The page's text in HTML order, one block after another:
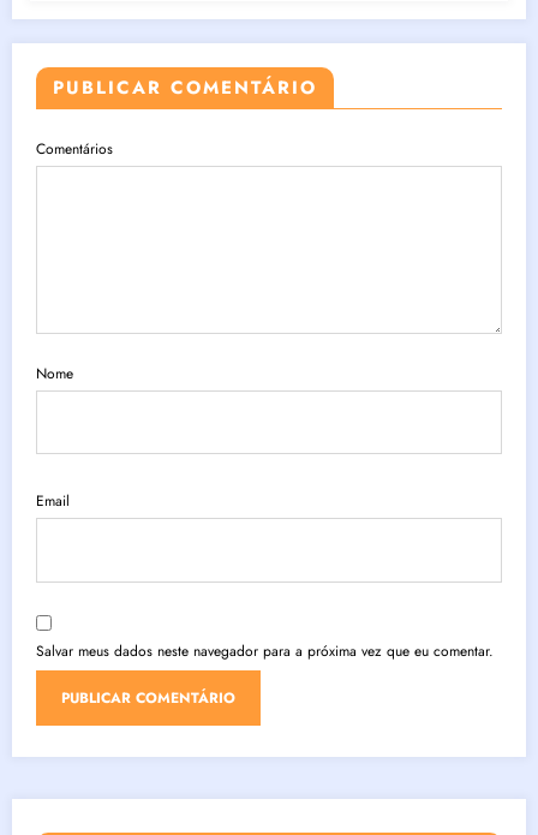
PUBLICAR COMENTÁRIO
Comentários
Nome
Email
Salvar meus dados neste navegador para a próxima vez que eu comentar.